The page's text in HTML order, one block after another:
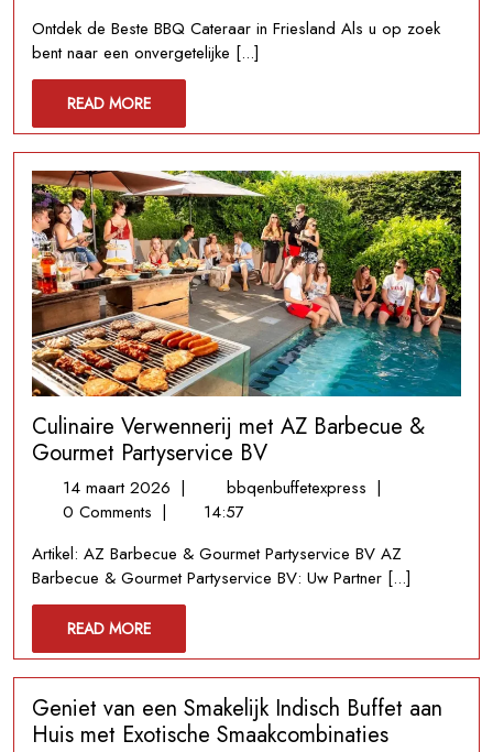
BBQ
Voor
Een
Smakelijke
Beleving!
Ontdek de Beste BBQ Cateraar in Friesland Als u op zoek
bent naar een onvergetelijke [...]
READ MOREREAD
MORE
Culinaire Verwennerij met AZ Barbecue &
Gourmet Partyservice BV
14 maart 2026 14
maart
| bbqenbuffetexpress Culinaire
AZ
Barbecue
Partyservice
BV
|
0 Comments |
14:57
Artikel: AZ Barbecue & Gourmet Partyservice BV AZ
Barbecue & Gourmet Partyservice BV: Uw Partner [...]
READ MOREREAD
MORE
Geniet van een Smakelijk Indisch Buffet aan
Huis met Exotische Smaakcombinaties